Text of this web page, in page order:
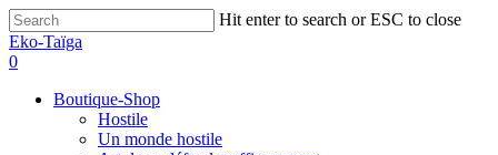
Hit enter to search or ESC to close
Eko-Taïga
0
Boutique-Shop
Hostile
Un monde hostile